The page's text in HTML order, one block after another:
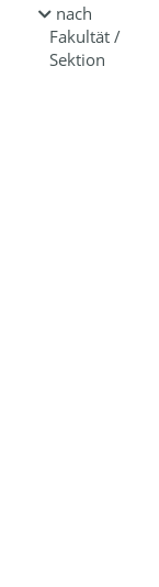
nach
Fakultät /
Sektion